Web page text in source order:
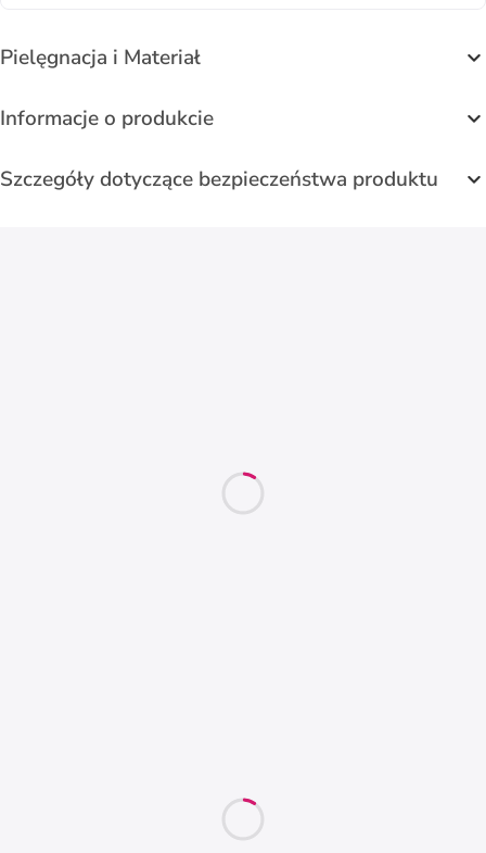
Pielęgnacja i Materiał
Informacje o produkcie
Szczegóły dotyczące bezpieczeństwa produktu